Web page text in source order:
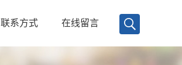
联系方式 在线留言